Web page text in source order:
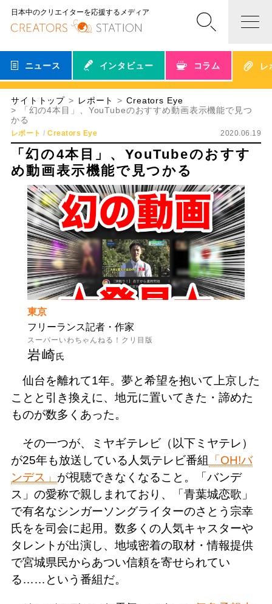
日本中のクリエイターを応援するメディア
ニュース インタビュー コラム レ
サイトトップ レポート
Creators Eye
「幻の4本目」、YouTubeのおすすめ動画表示機能で見つ
かる
レポート Creators Eye 2020.06.19
「幻の4本目」、YouTubeのおすす
め動画表示機能で見つかる
東京
フリーランス記者・作家
スーパーいわちゃんねる！クリ目版
岩崎氏
仙台を離れて1年。夢と希望を抱いて上京した
ことと引き換えに、地元に置いてきた・諦めた
ものが数多くあった。
その一つが、ミヤギテレビ（以下ミヤテレ）
が25年も放送している人気テレビ番組
「OH!バ
ンデス」 が視聴できなくなること。「バンデ
ス」の愛称で親しまれており、「青葉城恋歌」
で有名なシンガーソングライターのさとう宗幸
氏をを司会に起用。数多くの人気キャスターや
タレントが出演し、地域密着の取材・情報提供
で宮城県民からあつい信頼を寄せられてい
る……という番組だ。